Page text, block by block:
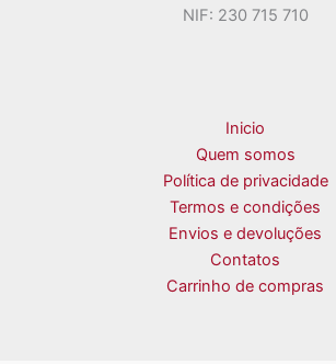
NIF: 230 715 710
Inicio
Quem somos
Política de privacidade
Termos e condições
Envios e devoluções
Contatos
Carrinho de compras